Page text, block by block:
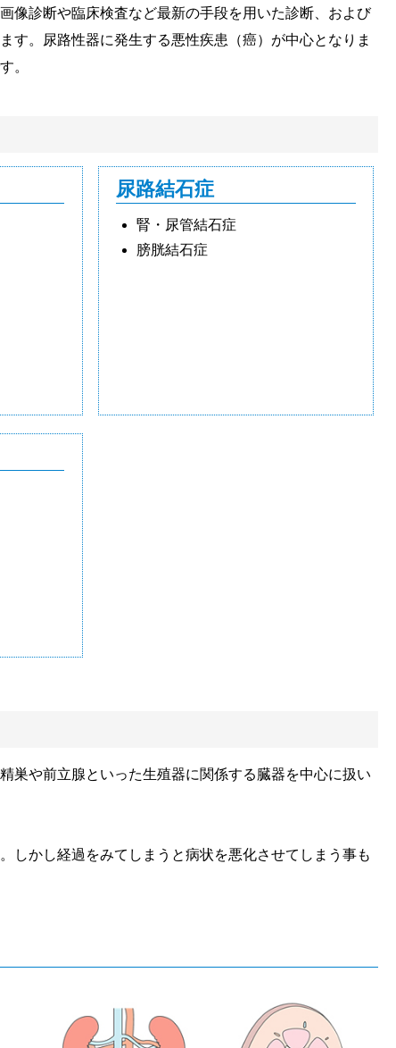
像診断や臨床検査など最新の手段を用いた診断、および
す。尿路性器に発生する悪性疾患（癌）が中心となりま
。
尿路結石症
腎・尿管結石症
膀胱結石症
巣や前立腺といった生殖器に関係する臓器を中心に扱い
しかし経過をみてしまうと病状を悪化させてしまう事も